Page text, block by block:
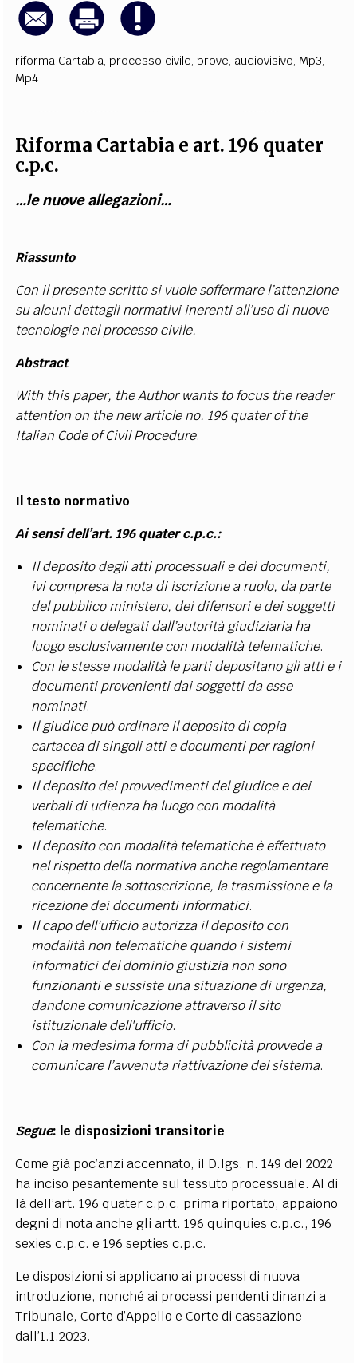
riforma Cartabia, processo civile, prove, audiovisivo, Mp3,
Mp4
Riforma Cartabia e art. 196 quater
c.p.c.
…le nuove allegazioni…
Riassunto
Con il presente scritto si vuole soffermare l’attenzione
su alcuni dettagli normativi inerenti all’uso di nuove
tecnologie nel processo civile.
Abstract
With this paper, the Author wants to focus the reader
attention on the new article no. 196 quater of the
Italian Code of Civil Procedure.
Il testo normativo
Ai sensi dell’art. 196 quater c.p.c.:
Il deposito degli atti processuali e dei documenti,
ivi compresa la nota di iscrizione a ruolo, da parte
del pubblico ministero, dei difensori e dei soggetti
nominati o delegati dall’autorità giudiziaria ha
luogo esclusivamente con modalità telematiche.
Con le stesse modalità le parti depositano gli atti e i
documenti provenienti dai soggetti da esse
nominati.
Il giudice può ordinare il deposito di copia
cartacea di singoli atti e documenti per ragioni
specifiche.
Il deposito dei provvedimenti del giudice e dei
verbali di udienza ha luogo con modalità
telematiche.
Il deposito con modalità telematiche è effettuato
nel rispetto della normativa anche regolamentare
concernente la sottoscrizione, la trasmissione e la
ricezione dei documenti informatici.
Il capo dell’ufficio autorizza il deposito con
modalità non telematiche quando i sistemi
informatici del dominio giustizia non sono
funzionanti e sussiste una situazione di urgenza,
dandone comunicazione attraverso il sito
istituzionale dell'ufficio.
Con la medesima forma di pubblicità provvede a
comunicare l’avvenuta riattivazione del sistema.
Segue: le disposizioni transitorie
Come già poc’anzi accennato, il D.lgs. n. 149 del 2022
ha inciso pesantemente sul tessuto processuale. Al di
là dell’art. 196 quater c.p.c. prima riportato, appaiono
degni di nota anche gli artt.196 quinquies c.p.c., 196
sexies c.p.c. e 196 septies c.p.c.
Le disposizioni si applicano ai processi di nuova
introduzione, nonché ai processi pendenti dinanzi a
Tribunale, Corte d’Appello e Corte di cassazione
dall’1.1.2023.